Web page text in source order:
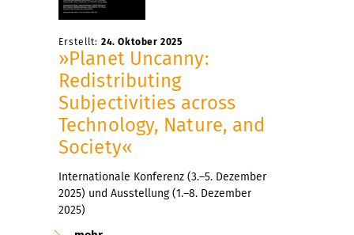
Erstellt: 24. Oktober 2025
»Planet Uncanny:
Redistributing
Subjectivities across
Technology, Nature, and
Society«
Internationale Konferenz (3.–5. Dezember
2025) und Ausstellung (1.–8. Dezember
2025)